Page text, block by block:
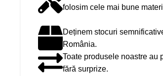
folosim cele mai bune
Deținem stocuri
România.
Toate produsele noastre au
fără surprize.